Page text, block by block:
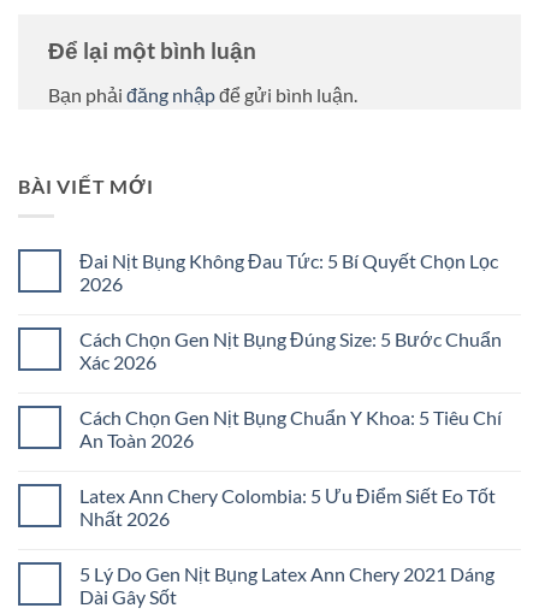
Để lại một bình luận
Bạn phải đăng nhậpđể gửi bình luận.
BÀI VIẾT MỚI
Đai Nịt Bụng Không Đau Tức: 5 Bí Quyết Chọn Lọc
2026
bình
luận
ở
Bụng
Không
Đau
Bí
Quyết
Chọn
Cách Chọn Gen Nịt Bụng Đúng Size: 5 Bước Chuẩn
Xác 2026
bình
luận
ở
Gen
Nịt
Bụng
5
Bước
Chuẩn
Cách Chọn Gen Nịt Bụng Chuẩn Y Khoa: 5 Tiêu Chí
An Toàn 2026
bình
luận
ở
Gen
Nịt
Bụng
Latex Ann Chery Colombia: 5 Ưu Điểm Siết Eo Tốt
Nhất 2026
bình
luận
ở
5 Lý Do Gen Nịt Bụng Latex Ann Chery 2021 Dáng
Dài Gây Sốt